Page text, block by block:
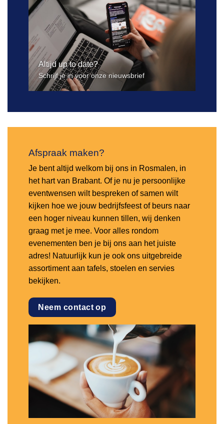
Altijd up to date?
Schrijf je in voor onze nieuwsbrief
Afspraak maken?
Je bent altijd welkom bij ons in Rosmalen, in
het hart van Brabant. Of je nu je persoonlijke
eventwensen wilt bespreken of samen wilt
kijken hoe we jouw bedrijfsfeest of beurs naar
een hoger niveau kunnen tillen, wij denken
graag met je mee. Voor alles rondom
evenementen ben je bij ons aan het juiste
adres! Natuurlijk kun je ook ons uitgebreide
assortiment aan tafels, stoelen en servies
bekijken.
Neem contact op